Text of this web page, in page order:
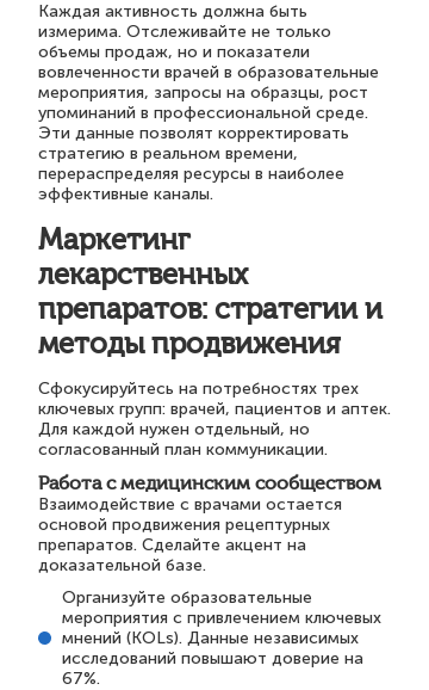
Каждая активность должна быть
измерима. Отслеживайте не только
объемы продаж, но и показатели
вовлеченности врачей в образовательные
мероприятия, запросы на образцы, рост
упоминаний в профессиональной среде.
Эти данные позволят корректировать
стратегию в реальном времени,
перераспределяя ресурсы в наиболее
эффективные каналы.
Маркетинг
лекарственных
препаратов: стратегии и
методы продвижения
Сфокусируйтесь на потребностях трех
ключевых групп: врачей, пациентов и аптек.
Для каждой нужен отдельный, но
согласованный план коммуникации.
Работа с медицинским сообществом
Взаимодействие с врачами остается
основой продвижения рецептурных
препаратов. Сделайте акцент на
доказательной базе.
Организуйте образовательные
мероприятия с привлечением ключевых
мнений (KOLs). Данные независимых
исследований повышают доверие на
67%.